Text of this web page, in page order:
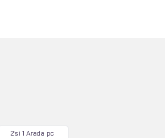
2'si 1 Arada pc